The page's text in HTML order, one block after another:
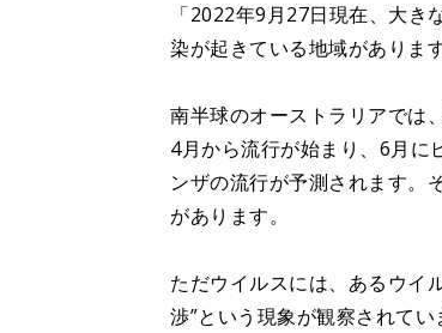
「2022年9月27日現在、大
染が起きている地域があります
南半球のオーストラリアでは
4月から流行が始まり、6月に
ンザの流行が予測されます。
があります。
ただウイルスには、あるウイ
渉”という現象が観察されてい